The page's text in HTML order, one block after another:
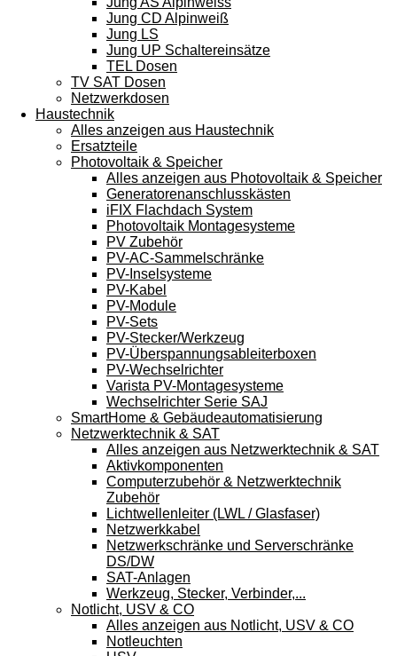
Jung CD Alpinweiß
Jung LS
Jung UP Schaltereinsätze
TEL Dosen
TV SAT Dosen
Netzwerkdosen
Haustechnik
Alles anzeigen aus Haustechnik
Ersatzteile
Photovoltaik & Speicher
Alles anzeigen aus Photovoltaik & Speicher
Generatorenanschlusskästen
iFIX Flachdach System
Photovoltaik Montagesysteme
PV Zubehör
PV-AC-Sammelschränke
PV-Inselsysteme
PV-Kabel
PV-Module
PV-Sets
PV-Stecker/Werkzeug
PV-Überspannungsableiterboxen
PV-Wechselrichter
Varista PV-Montagesysteme
Wechselrichter Serie SAJ
SmartHome & Gebäudeautomatisierung
Netzwerktechnik & SAT
Alles anzeigen aus Netzwerktechnik & SAT
Aktivkomponenten
Computerzubehör & Netzwerktechnik
Zubehör
Lichtwellenleiter (LWL / Glasfaser)
Netzwerkkabel
Netzwerkschränke und Serverschränke
DS/DW
SAT-Anlagen
Werkzeug, Stecker, Verbinder,...
Notlicht, USV & CO
Alles anzeigen aus Notlicht, USV & CO
Notleuchten